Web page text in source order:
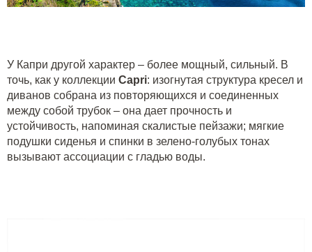
У Капри другой характер – более мощный, сильный. В
точь, как у коллекции Capri: изогнутая структура кресел и
диванов собрана из повторяющихся и соединенных
между собой трубок – она дает прочность и
устойчивость, напоминая скалистые пейзажи; мягкие
подушки сиденья и спинки в зелено-голубых тонах
вызывают ассоциации с гладью воды.